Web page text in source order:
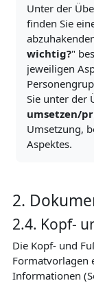
Unter der
finden Sie
wichtig?"
jeweiligen
Sie unter der
umsetzen/
Umsetzung,
Aspektes.
2.
2.4. Kopf-
Die Kopf- und
Formatvorlagen
Informationen